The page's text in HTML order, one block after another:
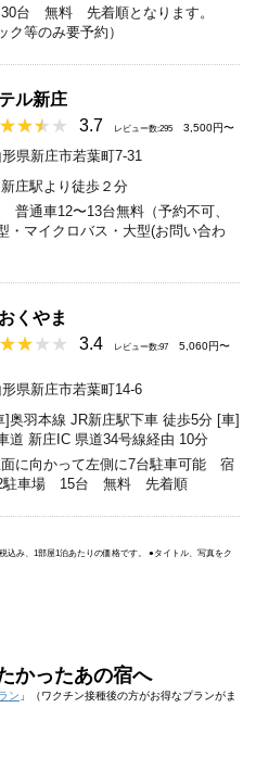
台 無料 先着順となります。
ク等のみ要予約）
ル新庄
3.7 レビュー数:295 3,500円〜
形県新庄市若葉町7-31
新庄駅より徒歩２分
普通車12〜13台無料（予約不可、
・マイクロバス・大型(お問い合わ
くやま
3.4 レビュー数:97
5,060円〜
形県新庄市若葉町14-6
]奥羽本線 JR新庄駅下車 徒歩5分 [車]
道 新庄IC 県道34号線経由 10分
に向かって左側に7台駐車可能 宿
2駐車場 15台 無料 先着順
み、1部屋1泊あたりの価格です。 ●タイトル、写真をク
かったあの宿へ
ン 」（ワクチン接種後の方がお得なプランがま